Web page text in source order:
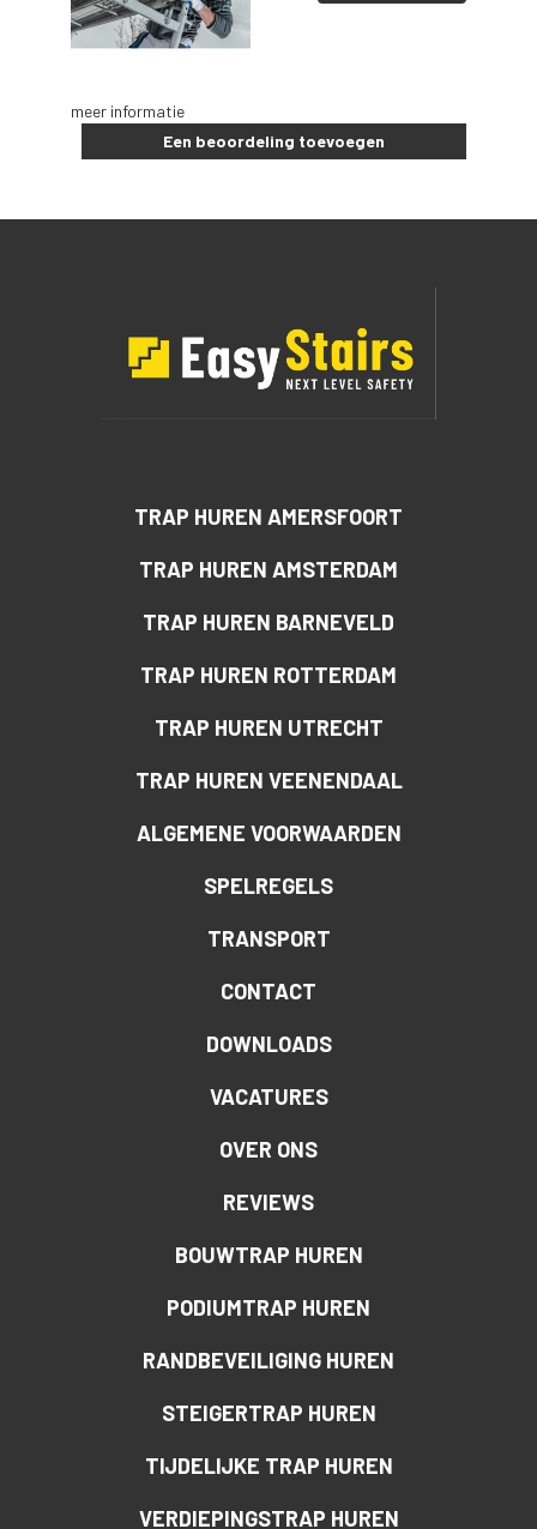
meer informatie
Een beoordeling toevoegen
TRAP HUREN AMERSFOORT
TRAP HUREN AMSTERDAM
TRAP HUREN BARNEVELD
TRAP HUREN ROTTERDAM
TRAP HUREN UTRECHT
TRAP HUREN VEENENDAAL
ALGEMENE VOORWAARDEN
SPELREGELS
TRANSPORT
CONTACT
DOWNLOADS
VACATURES
OVER ONS
REVIEWS
BOUWTRAP HUREN
PODIUMTRAP HUREN
RANDBEVEILIGING HUREN
STEIGERTRAP HUREN
TIJDELIJKE TRAP HUREN
VERDIEPINGSTRAP HUREN